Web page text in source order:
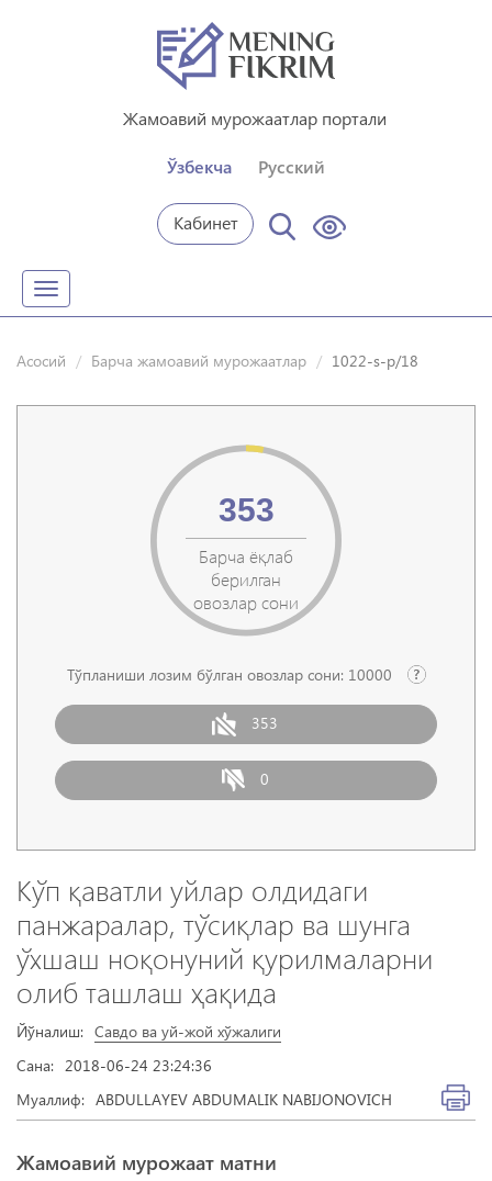
Жамоавий мурожаатлар портали
Ўзбекча Русский
Кабинет
Toggle
navigation
Асосий Барча жамоавий мурожаатлар 1022-s-p/18
Барча ёқлаб
берилган
овозлар сони
353
Тўпланиши лозим бўлган овозлар сони: 10000
353
0
Кўп қаватли уйлар олдидаги
панжаралар, тўсиқлар ва шунга
ўхшаш ноқонуний қурилмаларни
олиб ташлаш ҳақида
Йўналиш: Савдо ва уй-жой хўжалиги
Сана: 2018-06-24 23:24:36
Муаллиф: ABDULLAYEV ABDUMALIK NABIJONOVICH
Жамоавий мурожаат матни